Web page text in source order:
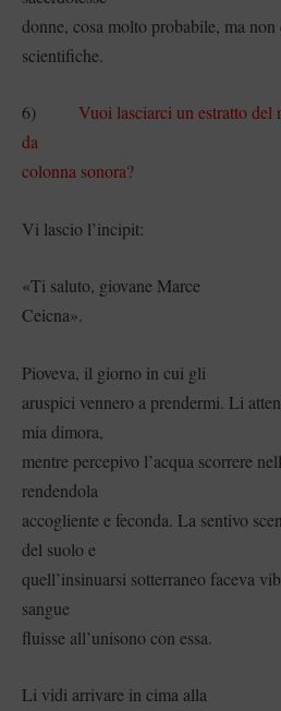
donne, cosa molto probabile, ma non
scientifiche.
6) Vuoi lasciarci un estratto del
da
colonna sonora?
Vi lascio l’incipit:
«Ti saluto, giovane Marce
Ceicna».
Pioveva, il giorno in cui gli
aruspici vennero a prendermi. Li
mia dimora,
mentre percepivo l’acqua scorrere
rendendola
accogliente e feconda. La sentivo
del suolo e
quell’insinuarsi sotterraneo faceva
sangue
fluisse all’unisono con essa.
Li vidi arrivare in cima alla